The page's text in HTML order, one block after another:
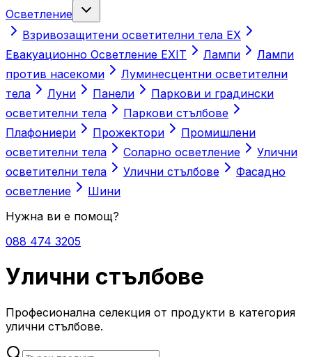
Осветление
Взривозащитени осветителни тела ЕХ
Евакуационно Осветление EXIT
Лампи
Лампи
против насекоми
Луминесцентни осветителни
тела
Луни Панели
Паркови и градински
осветителни тела
Паркови стълбове
Плафониери
Прожектори
Промишлени
осветителни тела
Соларно осветление
Улични
осветителни тела
Улични стълбове
Фасадно
осветление
Шини
Нужна ви е помощ?
088 474 3205
Улични стълбове
Професионална селекция от продукти в категория
улични стълбове.